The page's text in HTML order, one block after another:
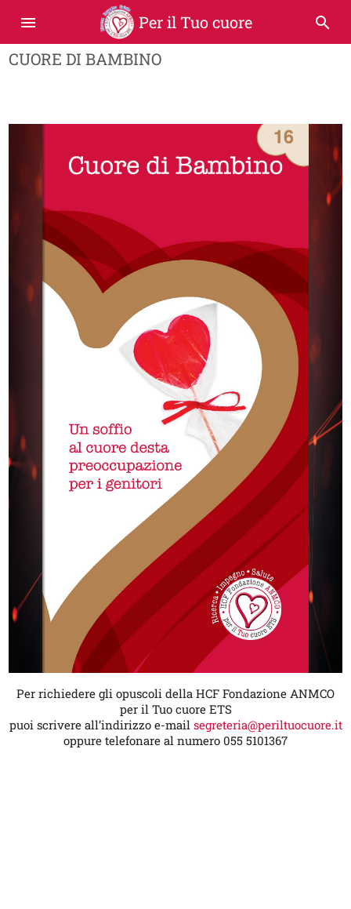
menu Per il Tuo cuore search
CUORE DI BAMBINO
Per richiedere gli opuscoli della HCF Fondazione ANMCO
per il Tuo cuore ETS
puoi scrivere all’indirizzo e-mail segreteria@periltuocuore.it
oppure telefonare al numero 055 5101367